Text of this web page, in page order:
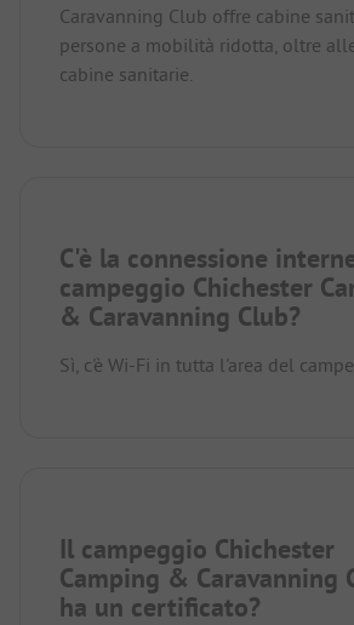
Caravanning Club offre cabine
persone a mobilità ridotta, oltre
cabine sanitarie.
C'è la connessione
campeggio Chichester
& Caravanning Club?
Sì, c'è Wi-Fi in tutta l'area del
Il campeggio Chichester
Camping & Caravanning
ha un certificato?